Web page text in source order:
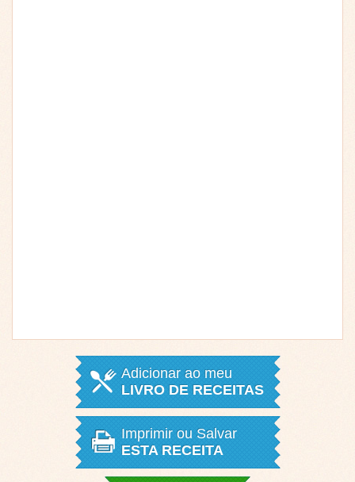
Adicionar ao meu
LIVRO DE RECEITAS
Imprimir ou Salvar
ESTA RECEITA